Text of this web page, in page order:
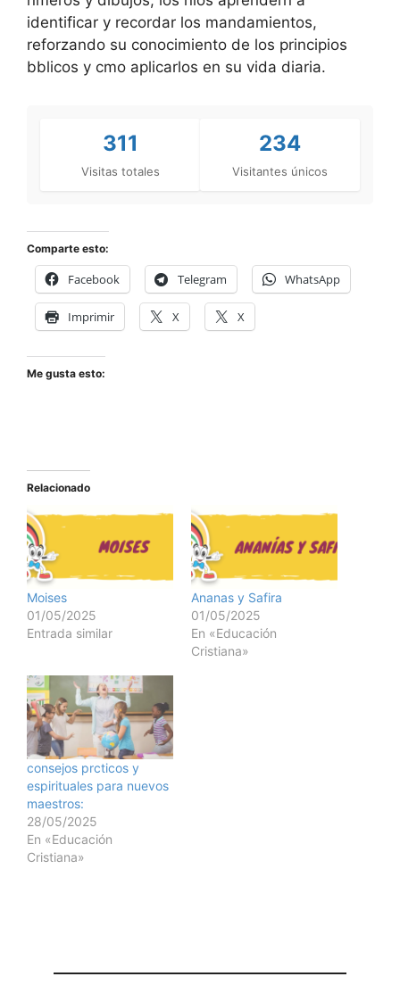
identificar y recordar los mandamientos,
reforzando su conocimiento de los principios
bblicos y cmo aplicarlos en su vida diaria.
311
Visitas totales
234
Visitantes únicos
Comparte esto:
Facebook Telegram WhatsApp
Imprimir X X
Me gusta esto:
Relacionado
Moises
01/05/2025
Entrada similar
Ananas y Safira
01/05/2025
En «Educación
Cristiana»
consejos prcticos y
espirituales para nuevos
maestros:
28/05/2025
En «Educación
Cristiana»